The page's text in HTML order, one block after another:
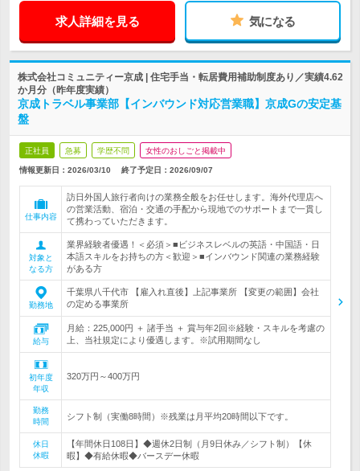
求人詳細を見る 気になる
株式会社コミュニティー京成 | 住宅手当・転居費用補助制度あり／実績4.62
か月分（昨年度実績）
京成トラベル事業部【インバウンド対応営業職】京成Gの安定基
盤
正社員 急募 学歴不問 女性のおしごと掲載中
情報更新日：2026/03/10 終了予定日： 2026/09/07
仕事内容
訪日外国人旅行者向けの業務全般をお任せします。海外代理店へ
の営業活動、宿泊・交通の手配から現地でのサポートまで一貫し
て携わっていただきます。
対象と
なる方
業界経験者優遇！＜必須＞■ビジネスレベルの英語・中国語・日
本語スキルをお持ちの方＜歓迎＞■インバウンド関連の業務経験
がある方
勤務地
千葉県八千代市 【雇入れ直後】上記事業所 【変更の範囲】会社
の定める事業所
給与
月給：225,000円 ＋ 諸手当 ＋ 賞与年2回※経験・スキルを考慮の
上、当社規定により優遇します。※試用期間なし
初年度
年収
320万円～400万円
勤務
時間
シフト制（実働8時間）※残業は月平均20時間以下です。
休日
休暇
【年間休日108日】◆週休2日制（月9日休み／シフト制）【休
暇】◆有給休暇◆バースデー休暇